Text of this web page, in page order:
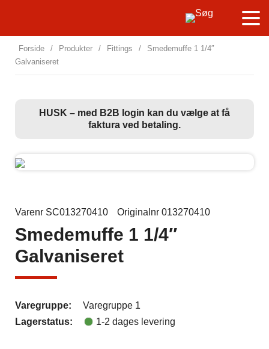
Forside / Produkter / Fittings /
Smedemuffe 1 1/4″
Galvaniseret
HUSK – med B2B login kan du vælge at få
faktura ved betaling.
Varenr SC013270410 Originalnr 013270410
Smedemuffe 1 1/4″
Galvaniseret
Varegruppe:
Varegruppe 1
Lagerstatus:
1-2 dages levering